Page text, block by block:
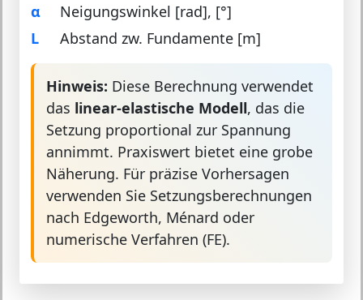
α
Neigungswinkel [rad], [°]
L
Abstand zw. Fundamente [m]
Hinweis: Diese Berechnung verwendet
das linear-elastische Modell, das die
Setzung proportional zur Spannung
annimmt. Praxiswert bietet eine grobe
Näherung. Für präzise Vorhersagen
verwenden Sie Setzungsberechnungen
nach Edgeworth, Ménard oder
numerische Verfahren (FE).